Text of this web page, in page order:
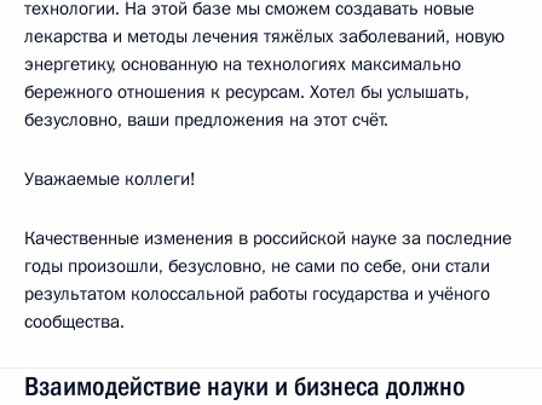
технологии. На этой базе мы сможем создавать новые
лекарства и методы лечения тяжёлых заболеваний, новую
энергетику, основанную на технологиях максимально
бережного отношения к ресурсам. Хотел бы услышать,
безусловно, ваши предложения на этот счёт.
Уважаемые коллеги!
Качественные изменения в российской науке за последние
годы произошли, безусловно, не сами по себе, они стали
результатом колоссальной работы государства и учёного
сообщества.
Взаимодействие науки и бизнеса должно